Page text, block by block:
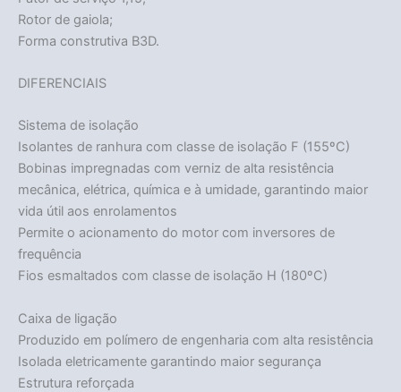
Rotor de gaiola;
Forma construtiva B3D.
DIFERENCIAIS
Sistema de isolação
Isolantes de ranhura com classe de isolação F (155ºC)
Bobinas impregnadas com verniz de alta resistência
mecânica, elétrica, química e à umidade, garantindo maior
vida útil aos enrolamentos
Permite o acionamento do motor com inversores de
frequência
Fios esmaltados com classe de isolação H (180ºC)
Caixa de ligação
Produzido em polímero de engenharia com alta resistência
Isolada eletricamente garantindo maior segurança
Estrutura reforçada